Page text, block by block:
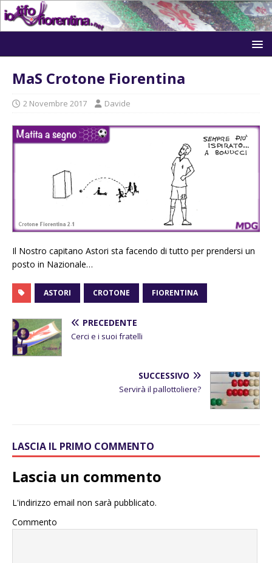
MaS Crotone Fiorentina
2 Novembre 2017 Davide
Il Nostro capitano Astori sta facendo di tutto per prendersi un
posto in Nazionale…
ASTORI CROTONE FIORENTINA
PRECEDENTE
Cerci e i suoi fratelli
SUCCESSIVO
Servirà il pallottoliere?
LASCIA IL PRIMO COMMENTO
Lascia un commento
L'indirizzo email non sarà pubblicato.
Commento